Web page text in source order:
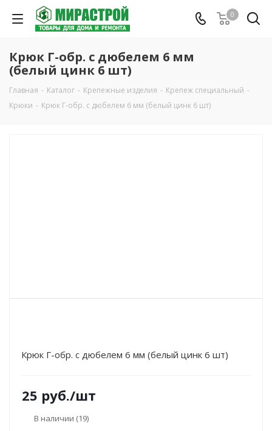
0
Крюк Г-обр. с дюбелем 6 мм
(белый цинк 6 шт)
Главная - Каталог - Крепежные изделия - Крепеж специальный -
Крюки - Крюк Г-обр. с дюбелем 6 мм (белый цинк 6 шт)
Крюк Г-обр. с дюбелем 6 мм (белый цинк 6 шт)
25 руб./шт
В наличии (19)